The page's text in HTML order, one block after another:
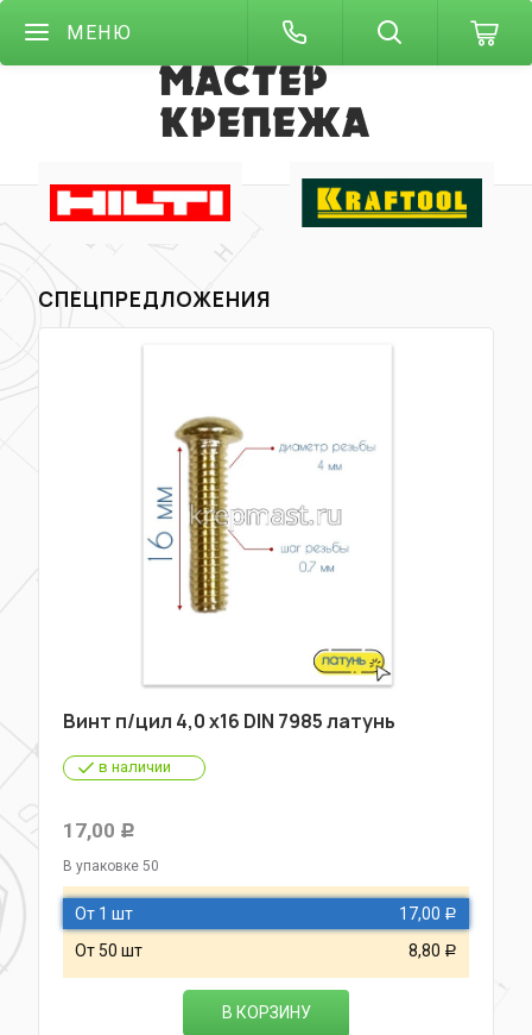
МЕНЮ
СПЕЦПРЕДЛОЖЕНИЯ
Винт п/цил 4,0 х16 DIN 7985 латунь
в наличии
17,00 Р
В упаковке 50
От 1 шт 17,00 Р
От 50 шт 8,80 Р
В КОРЗИНУ